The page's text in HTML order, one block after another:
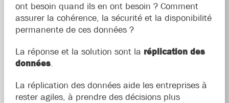
ont besoin quand ils en ont besoin ? Comment
assurer la cohérence, la sécurité et la disponibilité
permanente de ces données ?
La réponse et la solution sont la réplication des
données.
La réplication des données aide les entreprises à
rester agiles, à prendre des décisions plus